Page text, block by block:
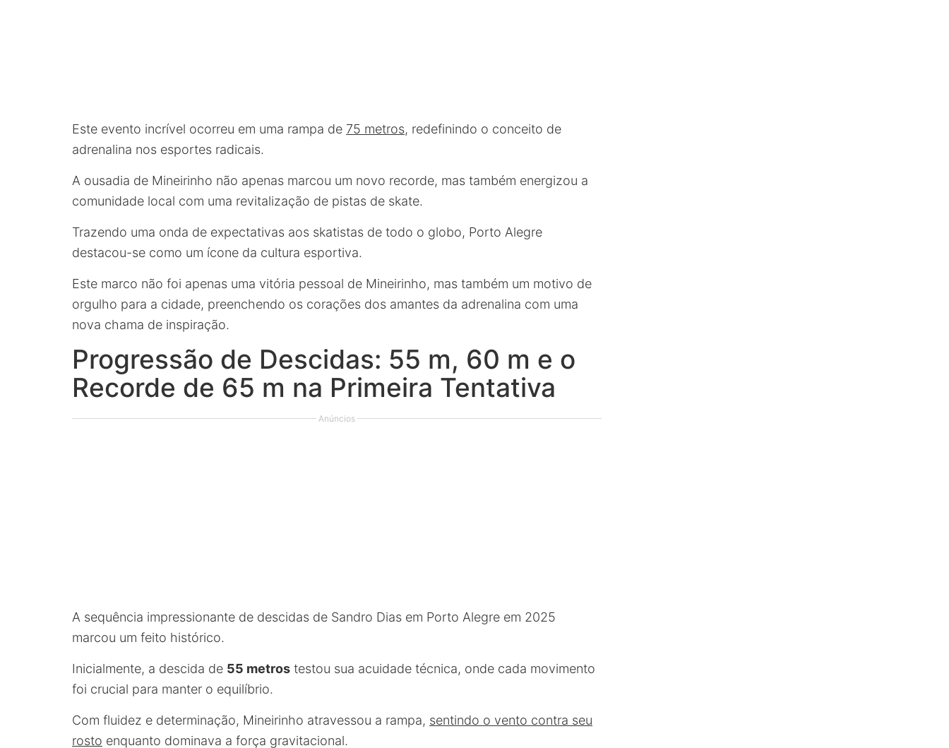
Este evento incrível ocorreu em uma rampa de 75 metros, redefinindo o conceito de
adrenalina nos esportes radicais.
A ousadia de Mineirinho não apenas marcou um novo recorde, mas também energizou a
comunidade local com uma revitalização de pistas de skate.
Trazendo uma onda de expectativas aos skatistas de todo o globo, Porto Alegre
destacou-se como um ícone da cultura esportiva.
Este marco não foi apenas uma vitória pessoal de Mineirinho, mas também um motivo de
orgulho para a cidade, preenchendo os corações dos amantes da adrenalina com uma
nova chama de inspiração.
Progressão de Descidas: 55 m, 60 m e o
Recorde de 65 m na Primeira Tentativa
Anúncios
A sequência impressionante de descidas de Sandro Dias em Porto Alegre em 2025
marcou um feito histórico.
Inicialmente, a descida de 55 metros testou sua acuidade técnica, onde cada movimento
foi crucial para manter o equilíbrio.
Com fluidez e determinação, Mineirinho atravessou a rampa, sentindo o vento contra seu
rosto enquanto dominava a força gravitacional.